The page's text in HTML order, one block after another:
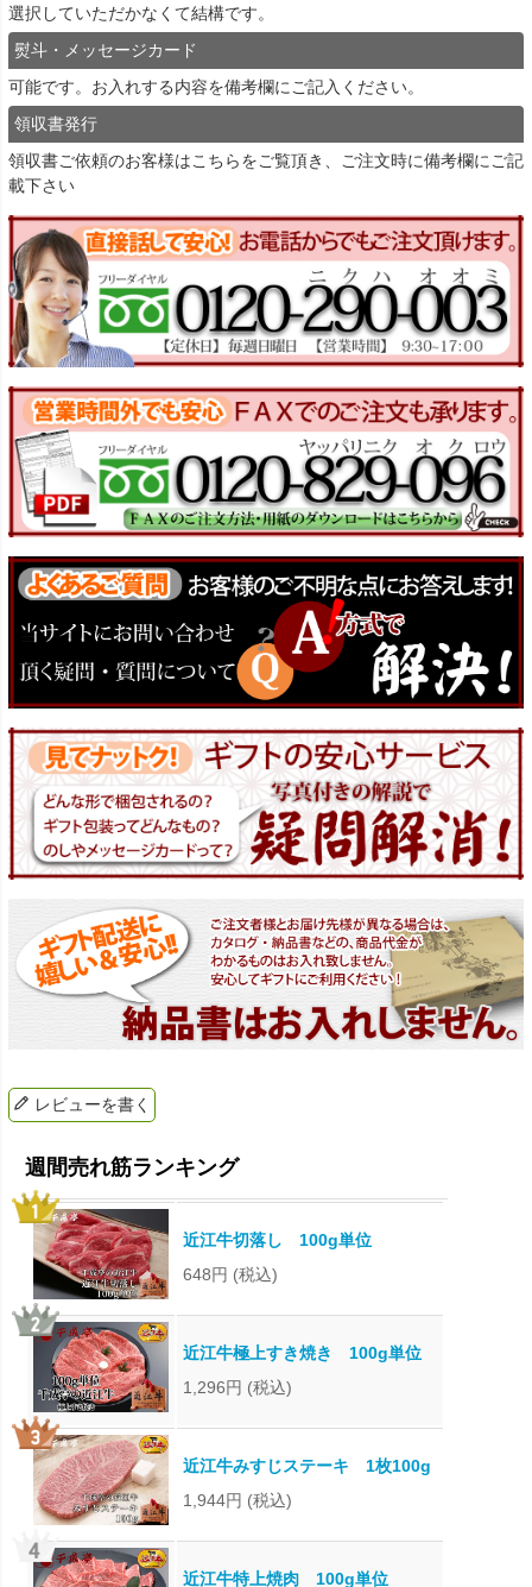
選択していただかなくて結構です。
熨斗・メッセージカード
可能です。お入れする内容を備考欄にご記入ください。
領収書発行
領収書ご依頼のお客様はこちらをご覧頂き、ご注文時に備考欄にご記
載下さい
レビューを書く
近江牛切落し 100g単位
648円 (税込)
近江牛極上すき焼き 100g単位
1,296円 (税込)
近江牛みすじステーキ 1枚100g
1,944円 (税込)
近江牛特上焼肉 100g単位